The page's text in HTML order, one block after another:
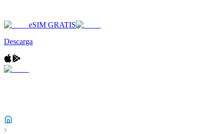
eSIM GRATIS
Descarga